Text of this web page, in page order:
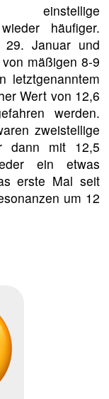
einstellige
häufiger.
29. Januar und
mäßigen 8-9
letztgenanntem
Wert von 12,6
werden.
zweistellige
dann mit 12,5
ein etwas
erste Mal seit
um 12